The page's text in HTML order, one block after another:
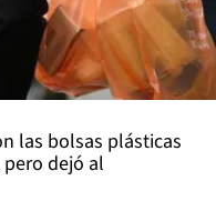
las bolsas plásticas
dejó al